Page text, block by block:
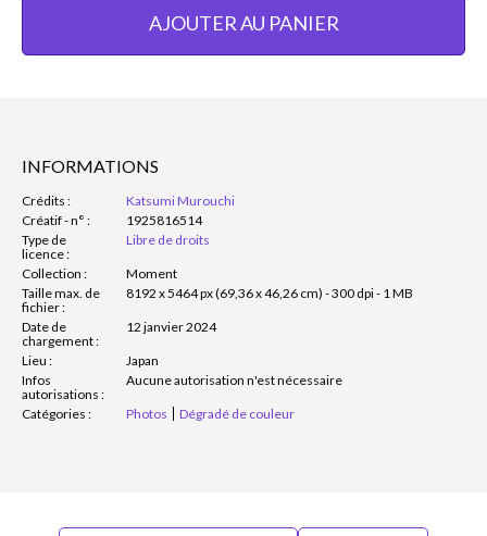
AJOUTER AU PANIER
INFORMATIONS
Crédits :
Katsumi Murouchi
Créatif - n° :
1925816514
Type de
licence :
Libre de droits
Collection :
Moment
Taille max. de
fichier :
8192 x 5464 px (69,36 x 46,26 cm) - 300 dpi - 1 MB
Date de
chargement :
12 janvier 2024
Lieu :
Japan
Infos
autorisations :
Aucune autorisation n'est nécessaire
Catégories : Photos Dégradé de couleur